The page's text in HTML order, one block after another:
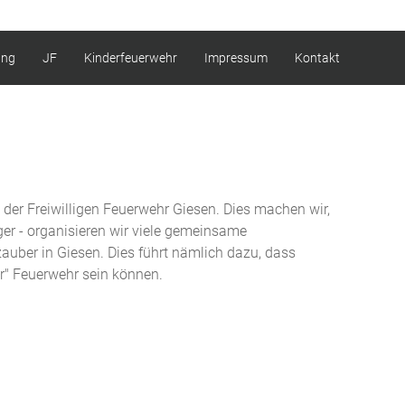
JF Kinderfeuerwehr Impressum Kontakt
Freiwilligen Feuerwehr Giesen. Dies machen wir,
- organisieren wir viele gemeinsame
in Giesen. Dies führt nämlich dazu, dass
Feuerwehr sein können.